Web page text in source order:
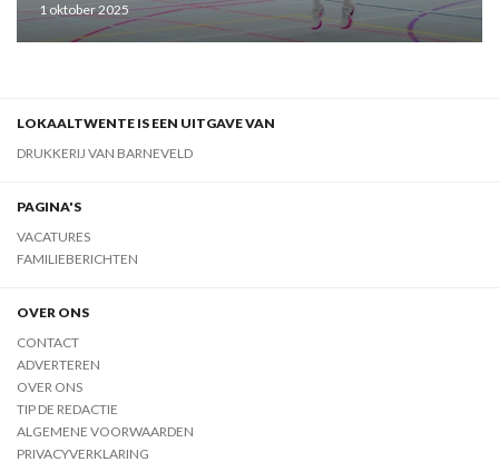
1 oktober 2025
LOKAALTWENTE IS EEN UITGAVE VAN
DRUKKERIJ VAN BARNEVELD
PAGINA'S
VACATURES
FAMILIEBERICHTEN
OVER ONS
CONTACT
ADVERTEREN
OVER ONS
TIP DE REDACTIE
ALGEMENE VOORWAARDEN
PRIVACYVERKLARING